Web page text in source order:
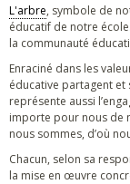
L'arbre, symbole de
éducatif de notre
la communauté
Enraciné dans les
éducative partagent et
représente aussi
importe pour nous de
nous sommes, d’où
Chacun, selon sa
la mise en œuvre